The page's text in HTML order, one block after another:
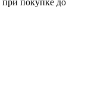
при покупке до